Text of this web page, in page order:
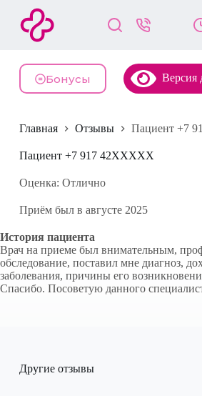
й
и
у
и
Бонусы Версия
Главная Отзывы Пациент +7
Пациент +7 917 42XXXXX
Оценка: Отлично
Приём был в августе 2025
История пациента
Врач на приеме был внимательным,
обследование, поставил мне диагноз,
заболевания, причины его
Спасибо. Посоветую данного
Другие отзывы